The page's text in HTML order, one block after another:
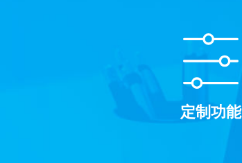
定制功能